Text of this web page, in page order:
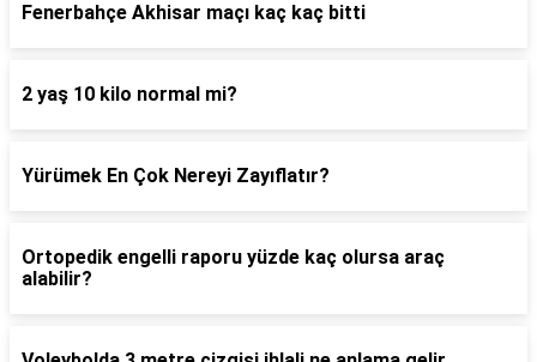
Fenerbahçe Akhisar maçı kaç kaç bitti
2 yaş 10 kilo normal mi?
Yürümek En Çok Nereyi Zayıflatır?
Ortopedik engelli raporu yüzde kaç olursa araç
alabilir?